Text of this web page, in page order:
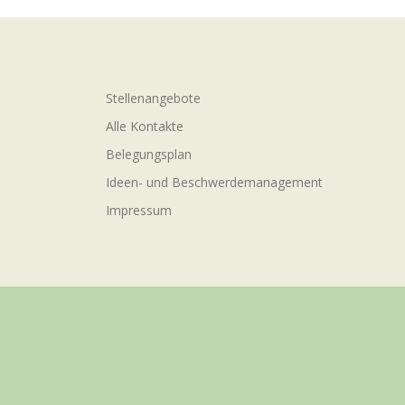
Stellenangebote
Alle Kontakte
Belegungsplan
Ideen- und Beschwerdemanagement
Impressum